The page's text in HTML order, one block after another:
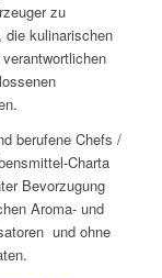
zu
kulinarischen
berufene Chefs /
Charta
Bevorzugung
Aroma- und
und ohne